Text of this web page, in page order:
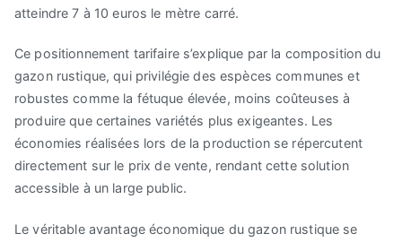
atteindre 7 à 10 euros le mètre carré.
Ce positionnement tarifaire s’explique par la composition du
gazon rustique, qui privilégie des espèces communes et
robustes comme la fétuque élevée, moins coûteuses à
produire que certaines variétés plus exigeantes. Les
économies réalisées lors de la production se répercutent
directement sur le prix de vente, rendant cette solution
accessible à un large public.
Le véritable avantage économique du gazon rustique se